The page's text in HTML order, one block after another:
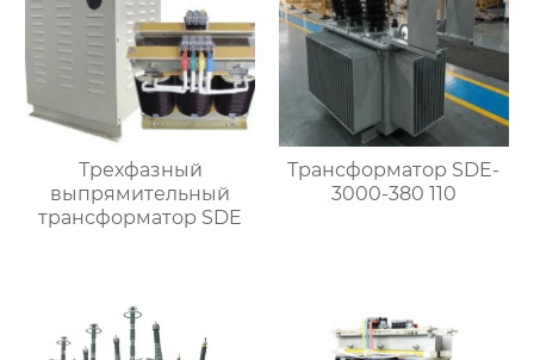
Трехфазный
выпрямительный
трансформатор SDE
Трансформатор SDE-
3000-380 110